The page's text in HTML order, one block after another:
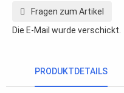
Fragen zum Artikel
Die E-Mail wurde verschickt.
PRODUKTDETAILS